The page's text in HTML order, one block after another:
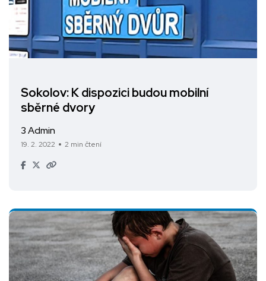
Sokolov: K dispozici budou mobilní
sběrné dvory
3 Admin
19. 2. 2022 2 min čtení